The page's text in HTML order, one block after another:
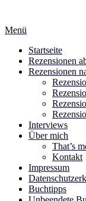
springen
Menü
Startseite
Rezensionen
Rezensionen
Interviews
Über mich
That’s
Kontakt
Impressum
Buchtipps